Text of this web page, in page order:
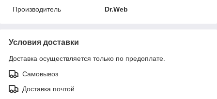
Производитель
Dr.Web
Условия доставки
Доставка осуществляется только по предоплате.
Самовывоз
Доставка почтой